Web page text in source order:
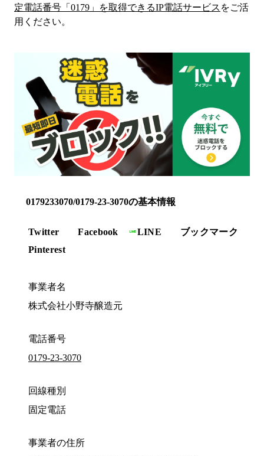
定電話番号「 0179 」を取得できるIP電話サービス をご活
用ください。
0179233070/0179-23-3070の基本情報
Twitter Facebook LINE
ブックマーク
Pinterest
事業者名
株式会社小野寺醸造元
電話番号
0179-23-3070
回線種別
固定電話
事業者の住所